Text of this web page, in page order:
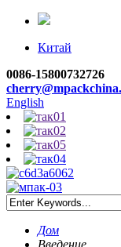
Китай
0086-15800732726
English
Дом
Введение